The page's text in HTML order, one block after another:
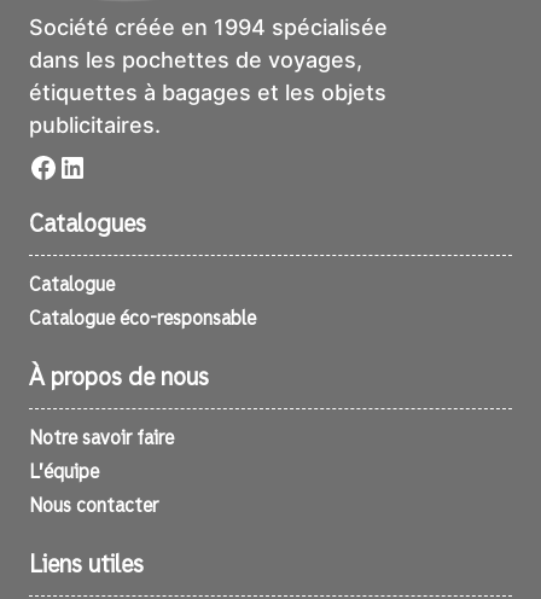
Société créée en 1994 spécialisée
dans les pochettes de voyages,
étiquettes à bagages et les objets
publicitaires.
Facebook
LinkedIn
Catalogues
Catalogue
Catalogue éco-responsable
À propos de nous
Notre savoir faire
L’équipe
Nous contacter
Liens utiles